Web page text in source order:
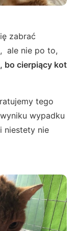
zabrać
ale nie po to,
bo cierpiący kot
tego
wypadku
niestety nie